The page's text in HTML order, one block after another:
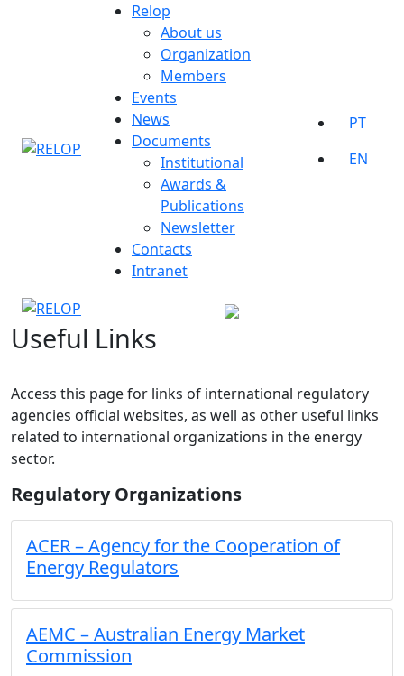
Relop
About us
Organization
Members
Events
News
Documents
Institutional
Awards &
Publications
Newsletter
Contacts
Intranet
PT
EN
Useful Links
Access this page for links of international regulatory
agencies official websites, as well as other useful links
related to international organizations in the energy
sector.
Regulatory Organizations
ACER – Agency for the Cooperation of
Energy Regulators
AEMC – Australian Energy Market
Commission